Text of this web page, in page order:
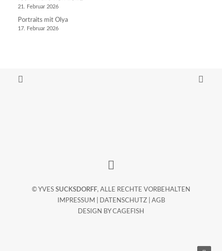
21. Februar 2026
Portraits mit Olya
17. Februar 2026
© YVES SUCKSDORFF, ALLE RECHTE VORBEHALTEN
IMPRESSUM
DATENSCHUTZ| AGB
DESIGN BYCAGEFISH